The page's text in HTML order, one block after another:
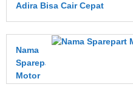
Adira Bisa Cair Cepat
Nama
Sparepart
Motor